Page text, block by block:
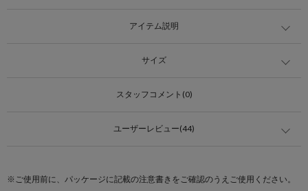
アイテム説明
サイズ
スタッフコメント(0)
ユーザーレビュー(44)
※ご使用前に、パッケージに記載の注意書きをご確認のうえご使用ください。